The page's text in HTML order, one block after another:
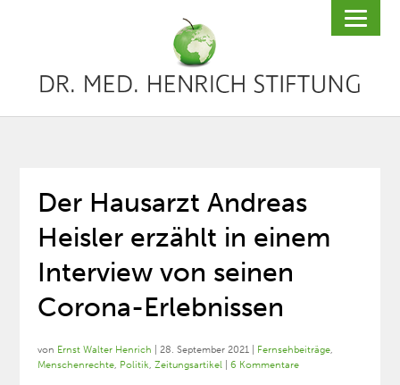
Der Hausarzt Andreas
Heisler erzählt in einem
Interview von seinen
Corona-Erlebnissen
von Ernst Walter Henrich |28. September 2021 Fernsehbeiträge,
Menschenrechte, Politik,Zeitungsartikel |6 Kommentare